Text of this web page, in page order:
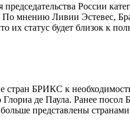
России
мнению Ливии Эстевес,
статус будет близок к
стран БРИКС к
де Паула. Ранее
представлены